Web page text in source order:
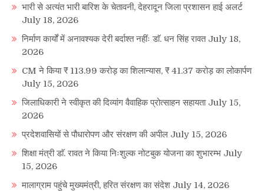
भारी से अत्यंत भारी बारिश के चेतावनी, देहरादून जिला प्रशासन हाई अलर्ट
July 18, 2026
निर्माण कार्यों में अनावश्यक देरी बर्दाश्त नहींः डाॅ. धन सिंह रावत July 18,
2026
CM ने किया ₹ 113.99 करोड़ का शिलान्यास, ₹ 41.37 करोड़ का लोकार्पण
July 15, 2026
जिलाधिकारी ने स्वीकृत की दिव्यांग वैवाहिक प्रोत्साहन सहायता July 15,
2026
प्रदेशवासियों से पौधारोपण और संरक्षण की अपील July 15, 2026
शिक्षा मंत्री डाॅ. रावत ने किया निःशुल्क नोटबुक योजना का शुभारम्भ July
15, 2026
मालाग्राम पहुंचे मुख्यमंत्री, हरित संरक्षण का संदेश July 14, 2026